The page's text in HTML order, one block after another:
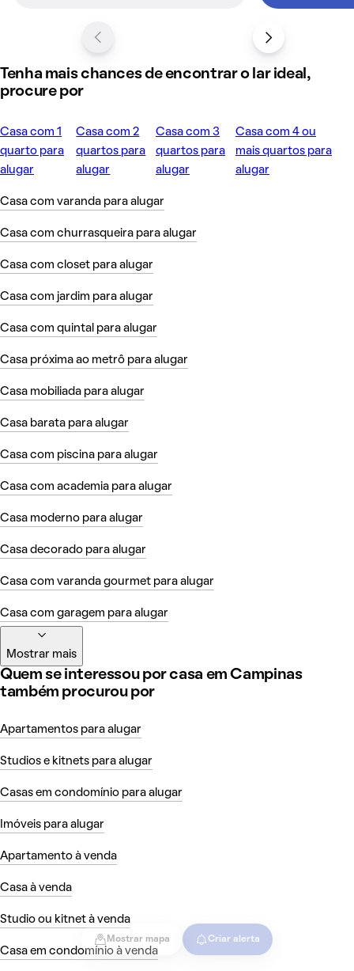
Mostrar mapa Criar alerta
Tenha mais chances de encontrar o lar ideal,
procure por
Casa com 1
quarto para
alugar
Casa com 2
quartos para
alugar
Casa com 3
quartos para
alugar
Casa com 4 ou
mais quartos para
alugar
Casa com varanda para alugar
Casa com churrasqueira para alugar
Casa com closet para alugar
Casa com jardim para alugar
Casa com quintal para alugar
Casa próxima ao metrô para alugar
Casa mobiliada para alugar
Casa barata para alugar
Casa com piscina para alugar
Casa com academia para alugar
Casa moderno para alugar
Casa decorado para alugar
Casa com varanda gourmet para alugar
Casa com garagem para alugar
Mostrar mais
Quem se interessou por casa em Campinas
também procurou por
Apartamentos para alugar
Studios e kitnets para alugar
Casas em condomínio para alugar
Imóveis para alugar
Apartamento à venda
Casa à venda
Studio ou kitnet à venda
Casa em condomínio à venda